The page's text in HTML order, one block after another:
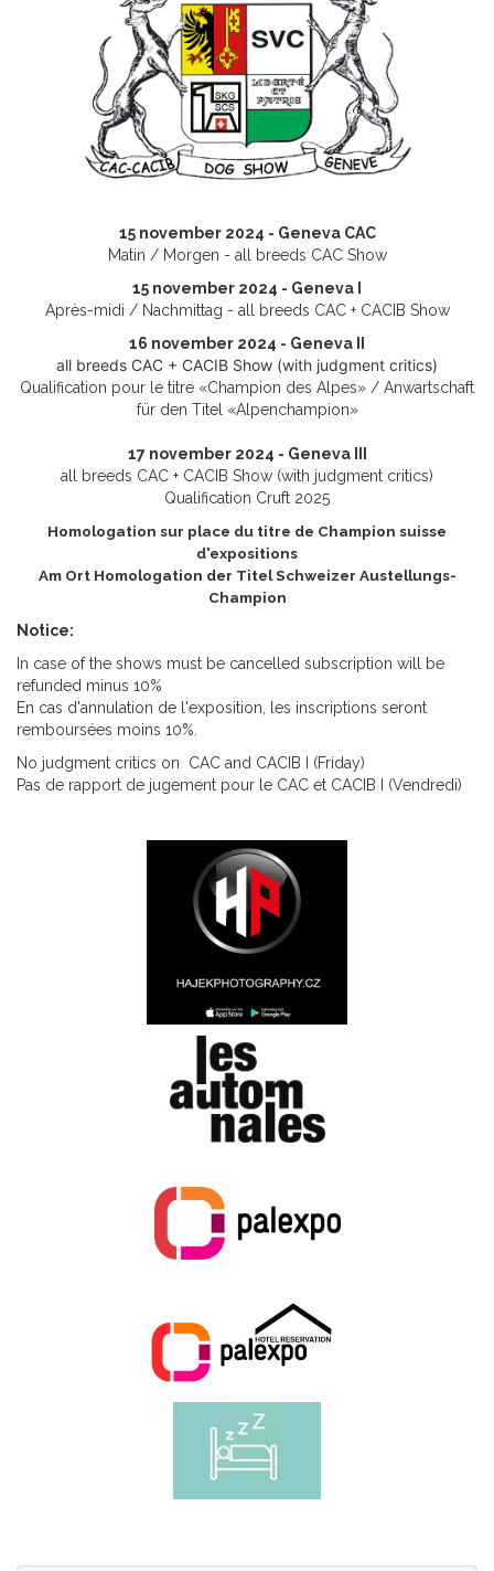
15 november 2024 - Geneva CAC
Matin / Morgen - all breeds CAC Show
15 november 2024 - Geneva I
Après-midi / Nachmittag - all breeds CAC + CACIB Show
16 november 2024 - Geneva II
all breeds CAC + CACIB Show (with judgment critics)
Qualification pour le titre «Champion des Alpes» / Anwartschaft
für den Titel «Alpenchampion»
17 november 2024 - Geneva III
all breeds CAC + CACIB Show (with judgment critics)
Qualification Cruft 2025
Homologation sur place du titre de Champion suisse
d'expositions
Am Ort Homologation der Titel Schweizer Austellungs-
Champion
Notice:
In case of the shows must be cancelled subscription will be
refunded minus 10%
En cas d'annulation de l'exposition, les inscriptions seront
remboursées moins 10%.
No judgment critics on CAC and CACIB I (Friday)
Pas de rapport de jugement pour le CAC et CACIB I (Vendredi)